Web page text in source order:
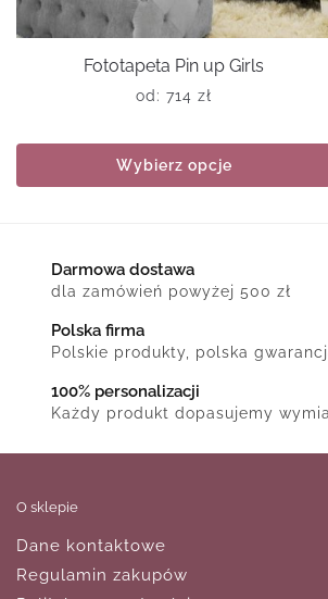
Fototapeta Pin up Girls
od: 714 zł
Wybierz opcje
Darmowa dostawa
dla zamówień powyżej 500 zł
Polska firma
Polskie produkty, polska
100% personalizacji
Każdy produkt dopasujemy
O sklepie
Dane kontaktowe
Regulamin zakupów